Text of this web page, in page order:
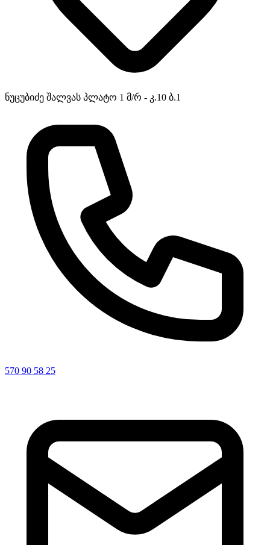
ნუცუბიძე შალვას პლატო 1 მ/რ - კ.10 ბ.1
570 90 58 25